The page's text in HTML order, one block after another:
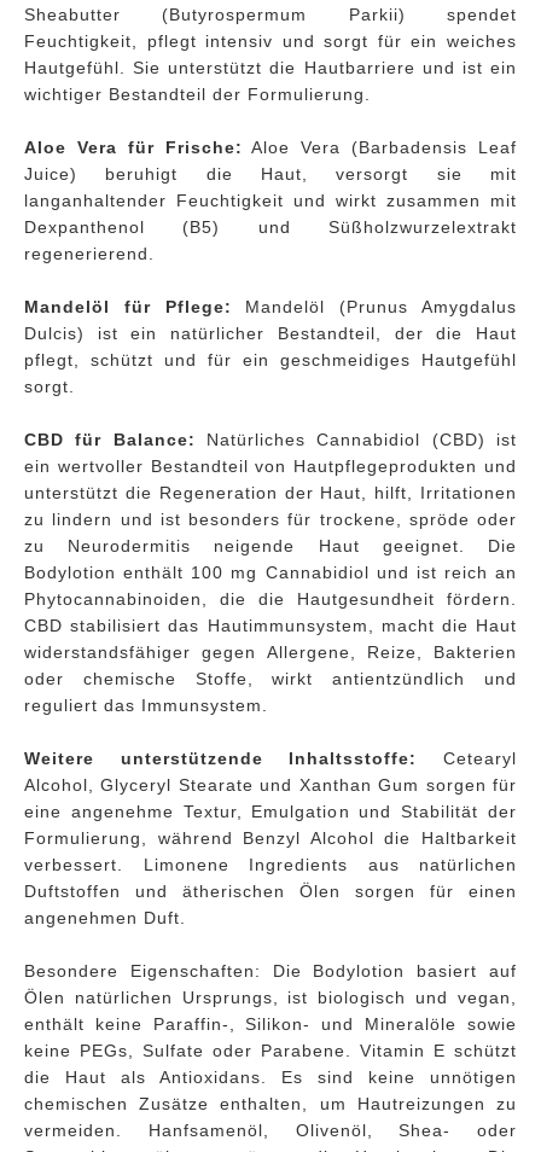
Sheabutter (Butyrospermum Parkii) spendet
Feuchtigkeit, pflegt intensiv und sorgt für ein weiches
Hautgefühl. Sie unterstützt die Hautbarriere und ist ein
wichtiger Bestandteil der Formulierung.
Aloe Vera für Frische: Aloe Vera (Barbadensis Leaf
Juice) beruhigt die Haut, versorgt sie mit
langanhaltender Feuchtigkeit und wirkt zusammen mit
Dexpanthenol (B5) und Süßholzwurzelextrakt
regenerierend.
Mandelöl für Pflege: Mandelöl (Prunus Amygdalus
Dulcis) ist ein natürlicher Bestandteil, der die Haut
pflegt, schützt und für ein geschmeidiges Hautgefühl
sorgt.
CBD für Balance:
Natürliches Cannabidiol (CBD) ist
ein wertvoller Bestandteil von Hautpflegeprodukten und
unterstützt die Regeneration der Haut, hilft, Irritationen
zu lindern und ist besonders für trockene, spröde oder
zu Neurodermitis neigende Haut geeignet. Die
Bodylotion enthält 100 mg Cannabidiol und ist reich an
Phytocannabinoiden, die die Hautgesundheit fördern.
CBD stabilisiert das Hautimmunsystem, macht die Haut
widerstandsfähiger gegen Allergene, Reize, Bakterien
oder chemische Stoffe, wirkt antientzündlich und
reguliert das Immunsystem.
Weitere unterstützende Inhaltsstoffe:
Cetearyl
Alcohol, Glyceryl Stearate und Xanthan Gum sorgen für
eine angenehme Textur, Emulgation und Stabilität der
Formulierung, während Benzyl Alcohol die Haltbarkeit
verbessert. Limonene Ingredients aus natürlichen
Duftstoffen und ätherischen Ölen sorgen für einen
angenehmen Duft.
Besondere Eigenschaften: Die Bodylotion basiert auf
Ölen natürlichen Ursprungs, ist biologisch und vegan,
enthält keine Paraffin-, Silikon- und Mineralöle sowie
keine PEGs, Sulfate oder Parabene. Vitamin E schützt
die Haut als Antioxidans. Es sind keine unnötigen
chemischen Zusätze enthalten, um Hautreizungen zu
vermeiden. Hanfsamenöl, Olivenöl, Shea- oder